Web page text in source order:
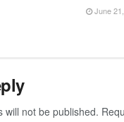
June
will not be published.